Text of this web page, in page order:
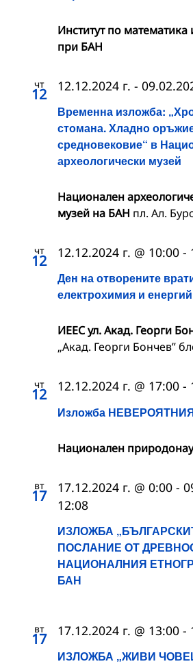
Институт по
при БАН
чт
12
Временна изложба:
стомана. Хладно
средновековие“ в
археологически музей
12.12.2024 г. -
Национален
музей на БАН пл. Ал.
чт
12
Ден на отворените
електрохимия и
12.12.2024 г. @ 10:00 -
ИЕЕС ул. Акад. Георги
„Акад. Георги Бончев”
чт
12
Изложба
12.12.2024 г. @ 17:00 -
Национален
вт
17
ИЗЛОЖБА
ПОСЛАНИЕ ОТ
НАЦИОНАЛНИЯ
БАН
17.12.2024 г. @ 0:00 -
12:08
вт
17
ИЗЛОЖБА „ЖИВИ
17.12.2024 г. @ 13:00 -